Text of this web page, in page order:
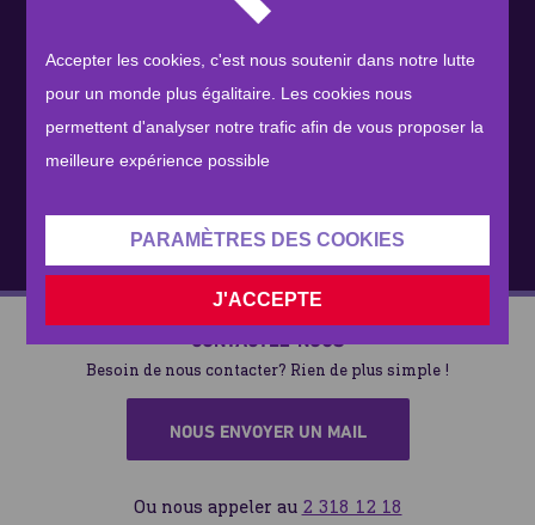
Accepter les cookies, c'est nous soutenir dans notre lutte
pour un monde plus égalitaire. Les cookies nous
permettent d'analyser notre trafic afin de vous proposer la
meilleure expérience possible
PARAMÈTRES DES COOKIES
J'ACCEPTE
Challenges Programme is coming soon!
CONTACTEZ-NOUS
Besoin de nous contacter? Rien de plus simple !
NOUS ENVOYER UN MAIL
Ou nous appeler au 2 318 12 18